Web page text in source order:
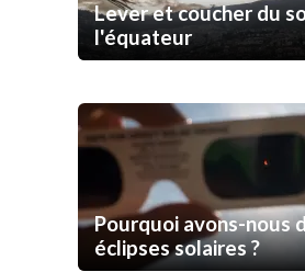
Lever et coucher du
l'équateur
Pourquoi avons-nous
éclipses solaires ?